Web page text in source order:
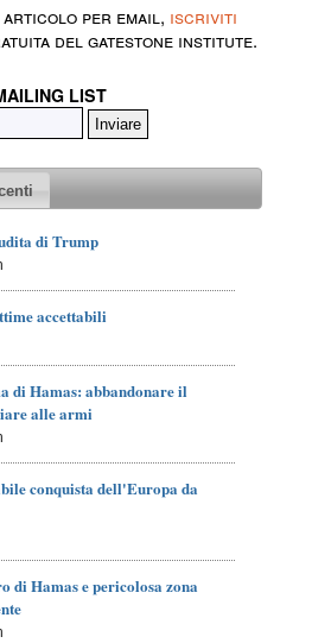
per email, iscriviti
del gatestone institute.
LIST
di Trump
accettabili
di Hamas: abbandonare il
alle armi
conquista dell'Europa da
di Hamas e pericolosa zona